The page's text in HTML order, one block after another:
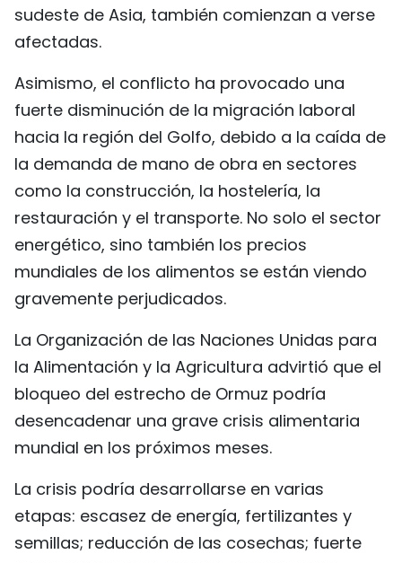
sudeste de Asia, también comienzan a verse
afectadas.
Asimismo, el conflicto ha provocado una
fuerte disminución de la migración laboral
hacia la región del Golfo, debido a la caída de
la demanda de mano de obra en sectores
como la construcción, la hostelería, la
restauración y el transporte. No solo el sector
energético, sino también los precios
mundiales de los alimentos se están viendo
gravemente perjudicados.
La Organización de las Naciones Unidas para
la Alimentación y la Agricultura advirtió que el
bloqueo del estrecho de Ormuz podría
desencadenar una grave crisis alimentaria
mundial en los próximos meses.
La crisis podría desarrollarse en varias
etapas: escasez de energía, fertilizantes y
semillas; reducción de las cosechas; fuerte